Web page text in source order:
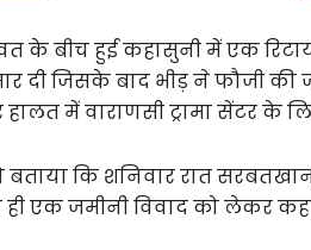
के बीच हुई कहासुनी में एक
दी जिसके बाद भीड़ ने फौजी की
में वाराणसी ट्रामा सेंटर के
बताया कि शनिवार रात
एक जमीनी विवाद को लेकर